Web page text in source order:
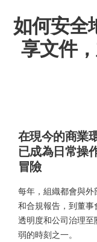
如何安全
享文件
在現今的商業
已成為日常操
冒險
每年，組織都會與
和合規報告，到董
透明度和公司治理
弱的時刻之一。